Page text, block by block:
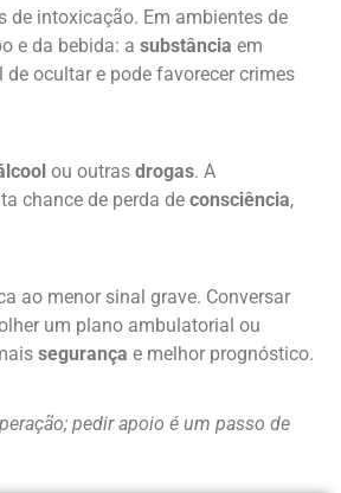
de intoxicação. Em ambientes de
e da bebida: a substância em
ocultar e pode favorecer crimes
ou outras drogas. A
chance de perda de consciência,
ao menor sinal grave. Conversar
um plano ambulatorial ou
segurança e melhor prognóstico.
pedir apoio é um passo de